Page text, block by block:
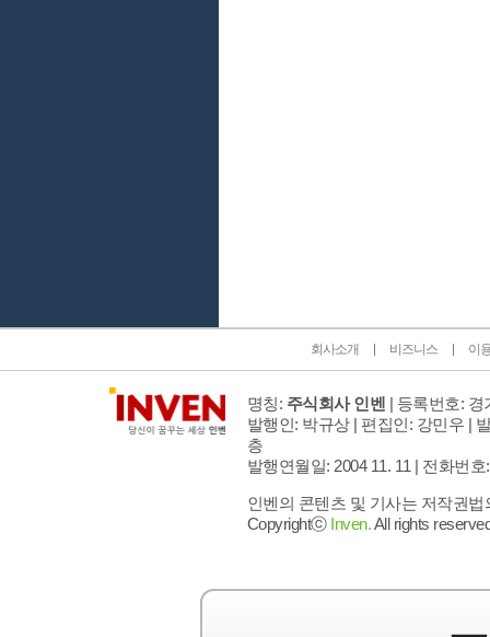
회사소개 비즈니스 이
명칭: 주식회사 인벤 | 등록번호: 경
발행인: 박규상 | 편집인: 강민우 |
층
발행연월일: 2004 11. 11 | 전화번호
인벤의 콘텐츠 및 기사는 저작권
Copyrightⓒ Inven.All rights